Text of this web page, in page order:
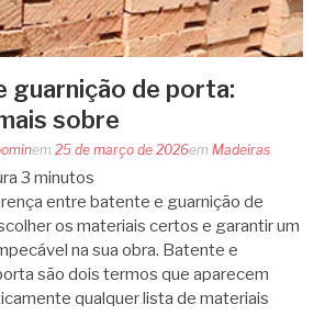
guarnição de porta:
sobre
em 25 de março de 2026em Madeiras
3 minutos
entre batente e guarnição de
os materiais certos e garantir um
na sua obra. Batente e
são dois termos que aparecem
qualquer lista de materiais